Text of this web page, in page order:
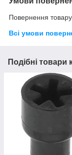
Повернення
Всі умови
Подібні товари